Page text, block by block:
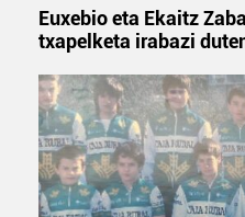
Euxebio eta Ekaitz
txapelketa irabazi